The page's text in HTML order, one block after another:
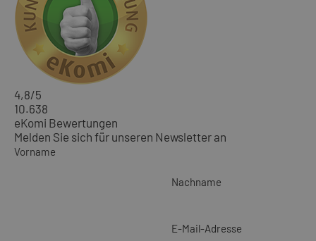
4,8/5
10.638
eKomi Bewertungen
Melden Sie sich für unseren Newsletter an
Vorname
Nachname
E-Mail-Adresse